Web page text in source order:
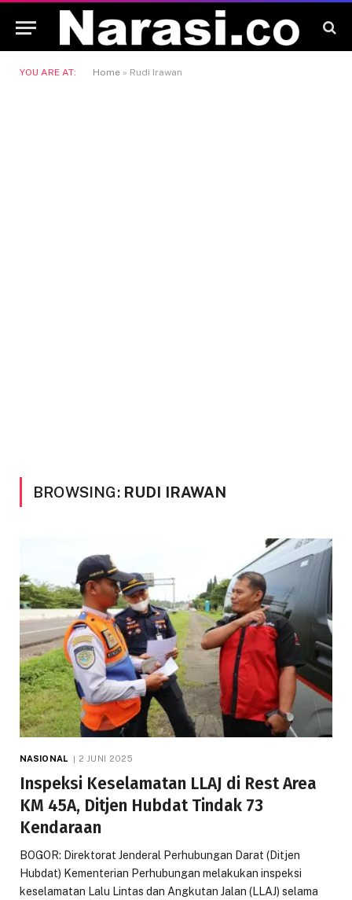
YOU ARE AT: Home » Rudi Irawan
BROWSING: RUDI IRAWAN
NASIONAL 2 JUNI 2025
Inspeksi Keselamatan LLAJ di Rest Area
KM 45A, Ditjen Hubdat Tindak 73
Kendaraan
BOGOR: Direktorat Jenderal Perhubungan Darat (Ditjen
Hubdat) Kementerian Perhubungan melakukan inspeksi
keselamatan Lalu Lintas dan Angkutan Jalan (LLAJ) selama